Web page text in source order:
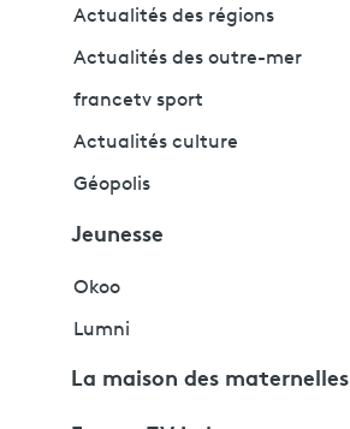
Actualités des régions
Actualités des outre-mer
francetv sport
Actualités culture
Géopolis
Jeunesse
Okoo
Lumni
La maison des maternelles